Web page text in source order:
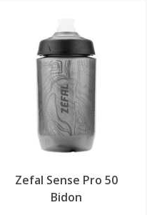
Zefal Sense Pro 50
Bidon